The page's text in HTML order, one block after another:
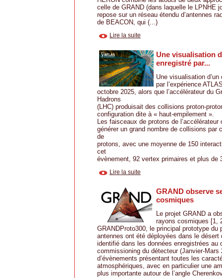
celle de GRAND (dans laquelle le LPNHE
repose sur un réseau étendu d’antennes
de BEACON, qui (...)
Lire la suite
Une visualisation
enregistré par...
Une visualisation
par l’expérience
octobre 2025, alors que l’accélérateur du
Hadrons
(LHC) produisait des collisions proton-
configuration dite à « haut-empilement ».
Les faisceaux de protons de
générer un grand nombre de collisions par
de
protons, avec une moyenne de 150
cet
évènement, 92 vertex primaires et plus de
Lire la suite
GRAND observe
cosmiques
Le projet GRAND a
rayons cosmiques [1,
GRANDProto300, le principal prototype du
antennes ont été déployées dans le désert
identifié dans les données enregistrées au
commissioning du détecteur (Janvier-Mars
d’évènements présentant toutes les
atmosphériques, avec en particulier une
plus importante autour de l’angle